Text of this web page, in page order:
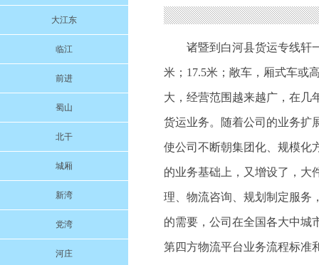
大江东
临江
前进
蜀山
北干
城厢
新湾
党湾
河庄
诸暨到白河县货运专线轩
米；17.5米；敞车，厢式车或
大，经营范围越来越广，在几
货运业务。随着公司的业务扩
使公司不断朝集团化、规模化
的业务基础上，又增设了，大
理、物流咨询、规划制定服务
的需要，公司在全国各大中城
第四方物流平台业务流程标准